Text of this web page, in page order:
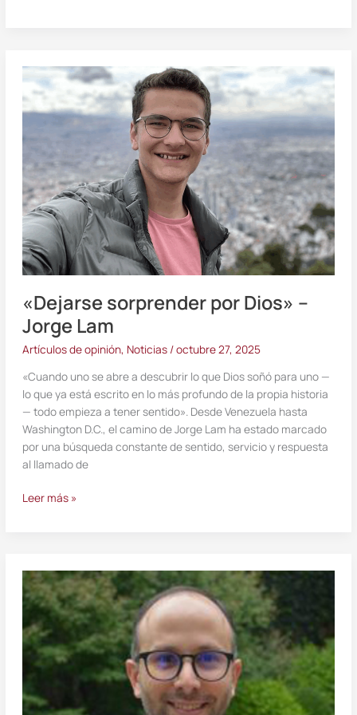
«Dejarse sorprender por Dios» –
Jorge Lam
Artículos de opinión, Noticias/octubre 27, 2025
«Cuando uno se abre a descubrir lo que Dios soñó para uno —
lo que ya está escrito en lo más profundo de la propia historia
— todo empieza a tener sentido». Desde Venezuela hasta
Washington D.C., el camino de Jorge Lam ha estado marcado
por una búsqueda constante de sentido, servicio y respuesta
al llamado de
«Dejarse
sorprender
por
–
Jorge
Lam
Leer más »
«Me
descalzo
ante
su
terreno
sagrado»:
Sergio
Carvallo